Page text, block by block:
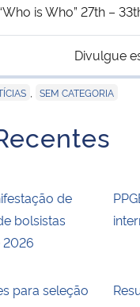
is Who” 27th –
Divulgue
SEM CATEGORIA
de
bolsistas
2026
para seleção